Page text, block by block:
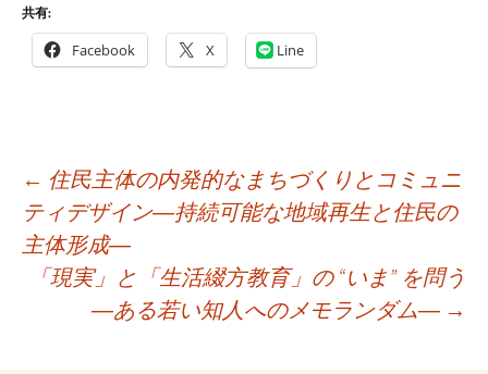
共有:
Facebook X Line
← 住民主体の内発的なまちづくりとコミュニ
ティデザイン―持続可能な地域再生と住民の
主体形成―
「現実」と「生活綴方教育」の “いま” を問う
―ある若い知人へのメモランダム― →